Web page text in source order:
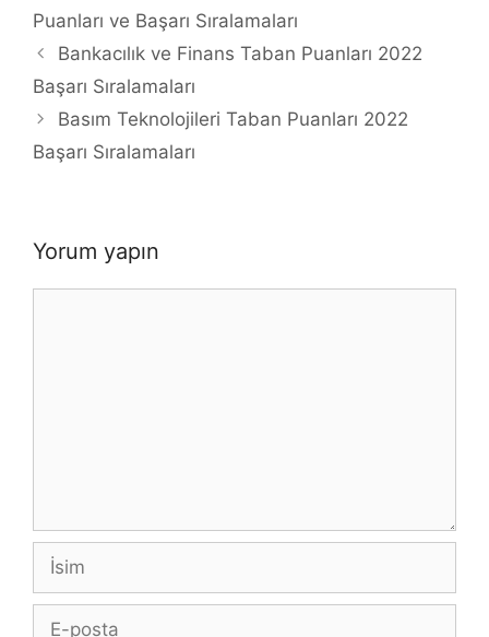
Puanları ve Başarı Sıralamaları
Bankacılık ve Finans Taban Puanları 2022
Başarı Sıralamaları
Basım Teknolojileri Taban Puanları 2022
Başarı Sıralamaları
Yorum yapın
İsim